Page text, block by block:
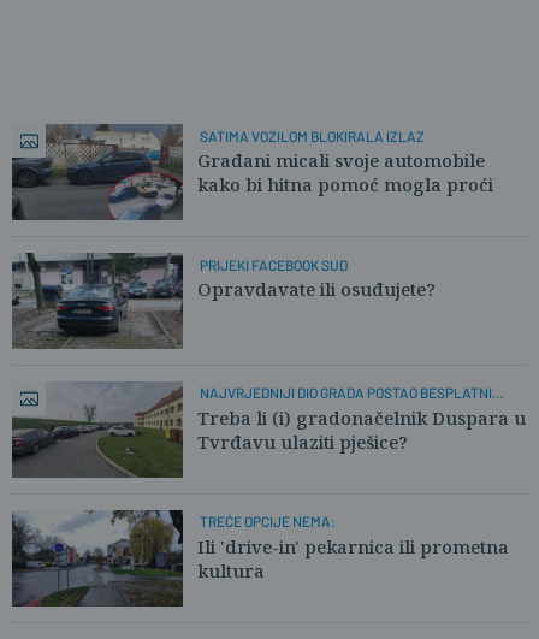
SATIMA VOZILOM BLOKIRALA IZLAZ
Građani micali svoje automobile
kako bi hitna pomoć mogla proći
PRIJEKI FACEBOOK SUD
Opravdavate ili osuđujete?
NAJVRJEDNIJI DIO GRADA POSTAO BESPLATNI
PARKING
Treba li (i) gradonačelnik Duspara u
Tvrđavu ulaziti pješice?
TREĆE OPCIJE NEMA:
Ili 'drive-in' pekarnica ili prometna
kultura